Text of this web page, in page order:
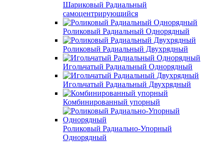
Шариковый Радиальный
самоцентрирующийся
Роликовый Радиальный Однорядный
Роликовый Радиальный Двухрядный
Игольчатый Радиальный Однорядный
Игольчатый Радиальный Двухрядный
Комбинированный упорный
Роликовый Радиально-Упорный
Однорядный